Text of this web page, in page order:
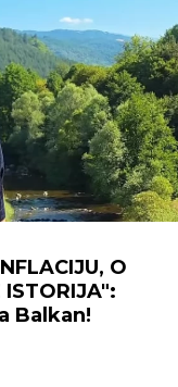
O
ISTORIJA":
Balkan!